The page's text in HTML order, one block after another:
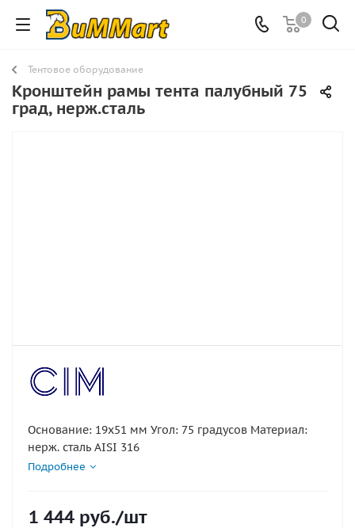
0
Тентовое оборудование
Кронштейн рамы тента палубный 75
град, нерж.сталь
Основание: 19х51 мм Угол: 75 градусов Материал:
нерж. сталь AISI 316
Подробнее
1 444 руб./шт